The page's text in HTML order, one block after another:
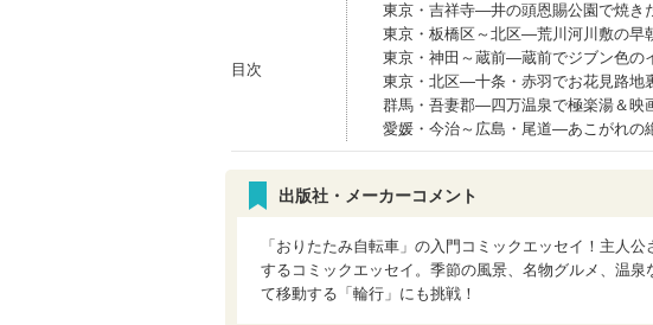
目次
東京・吉祥寺―井の頭恩賜公園で焼き
東京・板橋区～北区―荒川河川敷の早
東京・神田～蔵前―蔵前でジブン色の
東京・北区―十条・赤羽でお花見路地
群馬・吾妻郡―四万温泉で極楽湯＆映
愛媛・今治～広島・尾道―あこがれの
出版社・メーカーコメント
「おりたたみ自転車」の入門コミックエッセイ！主人
するコミックエッセイ。季節の風景、名物グルメ、温
て移動する「輪行」にも挑戦！